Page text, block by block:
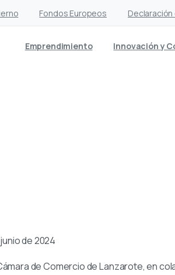
Fondos Europeos
Emprendimiento Innovación y
de 2024
de Comercio de Lanzarote, en